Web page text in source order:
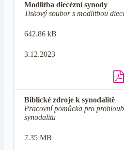
Modlitba diecézní synody
Tiskový soubor s modlitbou
642.86 kB
3.12.2023
Biblické zdroje k synodalitě
Pracovní pomůcka pro
synodalitu
7.35 MB